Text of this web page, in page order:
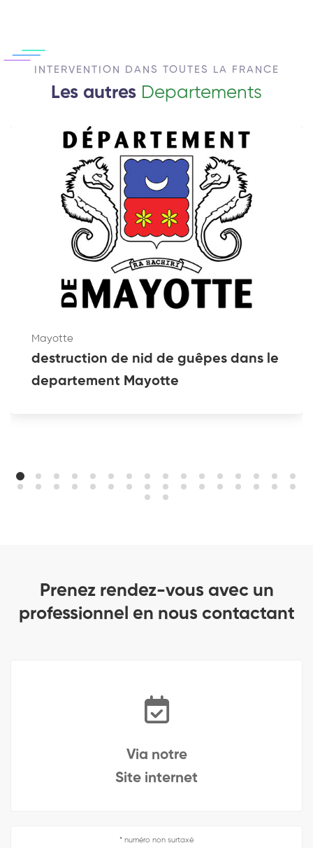
INTERVENTION DANS TOUTES LA FRANCE
Les autres Departements
Mayotte
destruction de nid de guêpes dans le
departement Mayotte
Prenez rendez-vous avec un
professionnel en nous contactant
Via notre
Site internet
* numéro non surtaxé